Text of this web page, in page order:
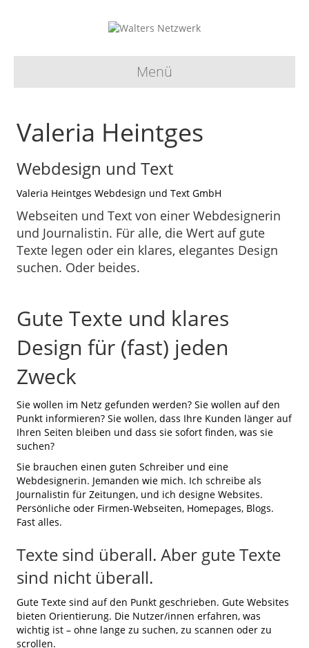
Menü
Valeria Heintges
Webdesign und Text
Valeria Heintges Webdesign und Text GmbH
Webseiten und Text von einer Webdesignerin
und Journalistin. Für alle, die Wert auf gute
Texte legen oder ein klares, elegantes Design
suchen. Oder beides.
Gute Texte und klares
Design für (fast) jeden
Zweck
Sie wollen im Netz gefunden werden? Sie wollen auf den
Punkt informieren? Sie wollen, dass Ihre Kunden länger auf
Ihren Seiten bleiben und dass sie sofort finden, was sie
suchen?
Sie brauchen einen guten Schreiber und eine
Webdesignerin. Jemanden wie mich. Ich schreibe als
Journalistin für Zeitungen, und ich designe Websites.
Persönliche oder Firmen-Webseiten, Homepages, Blogs.
Fast alles.
Texte sind überall. Aber gute Texte
sind nicht überall.
Gute Texte sind auf den Punkt geschrieben. Gute Websites
bieten Orientierung. Die Nutzer/innen erfahren, was
wichtig ist – ohne lange zu suchen, zu scannen oder zu
scrollen.